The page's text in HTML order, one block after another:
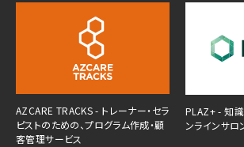
AZCARE TRACKS - トレーナー・セラ
ピストのための、プログラム作成・顧
客管理サービス
PLAZ+ - 知
ンラインサロ